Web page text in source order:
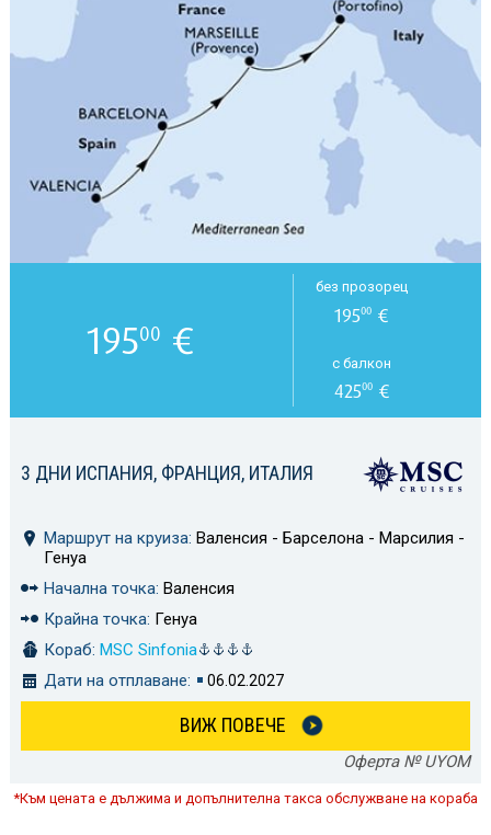
3 ДНИ ИСПАНИЯ, ФРАНЦИЯ, ИТАЛИЯ
Маршрут на круиза: Валенсия - Барселона - Марсилия -
Генуа
Начална точка: Валенсия
Крайна точка: Генуа
Кораб: MSC Sinfonia
Дати на отплаване:
06.02.2027
ВИЖ ПОВЕЧЕ
Оферта № UYOM
19500 €
без прозорец
19500 €
с балкон
42500€
*Към цената е дължима и допълнителна такса обслужване на кораба